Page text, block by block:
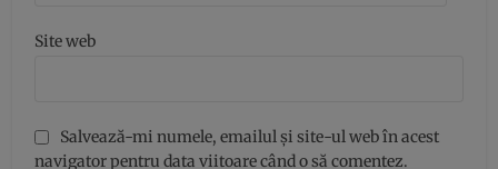
Site web
Salvează-mi numele, emailul și site-ul web în acest
navigator pentru data viitoare când o să comentez.